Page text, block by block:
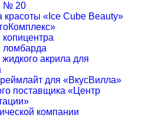
№ 20
красоты «Ice Cube Beauty»
ломбарда
акрила для
для «ВкусВилла»
поставщика «Центр
компании